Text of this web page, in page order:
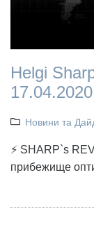
Helgi
17.04.2020
Новини та
⚡ SHARP`s
прибежище